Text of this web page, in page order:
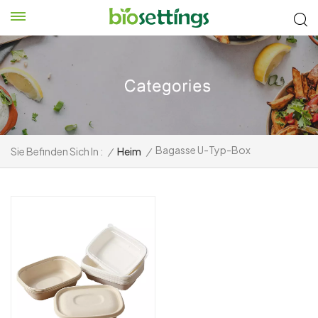
Sie Befinden Sich In : / Heim / Bagasse U-Typ-Box